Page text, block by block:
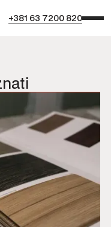
+381 63 7200 820